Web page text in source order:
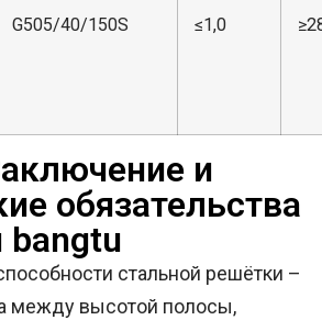
G505/40/150S ≤1,0
и
обязательства
bangtu
стальной решётки –
между высотой полосы,